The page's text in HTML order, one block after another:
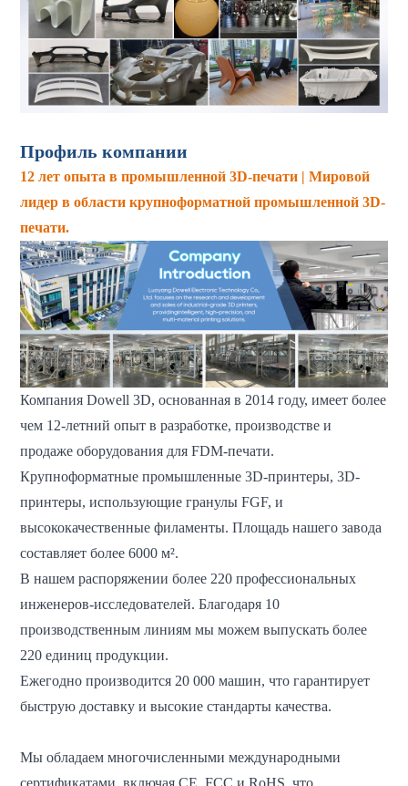
Профиль компании
12 лет опыта в промышленной 3D-печати | Мировой
лидер в области крупноформатной промышленной 3D-
печати.
Компания Dowell 3D, основанная в 2014 году, имеет более
чем 12-летний опыт в разработке, производстве и
продаже оборудования для FDM-печати.
Крупноформатные промышленные 3D-принтеры, 3D-
принтеры, использующие гранулы FGF, и
высококачественные филаменты. Площадь нашего завода
составляет более 6000 м².
В нашем распоряжении более 220 профессиональных
инженеров-исследователей. Благодаря 10
производственным линиям мы можем выпускать более
220 единиц продукции.
Ежегодно производится 20 000 машин, что гарантирует
быструю доставку и высокие стандарты качества.
Мы обладаем многочисленными международными